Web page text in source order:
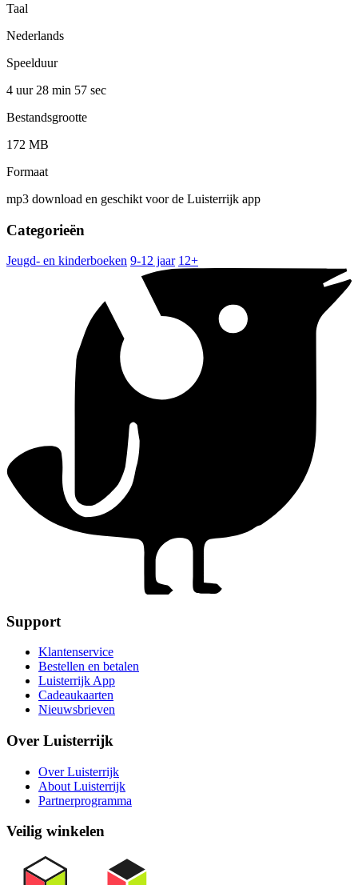
Taal
Nederlands
Speelduur
4 uur 28 min 57 sec
Bestandsgrootte
172 MB
Formaat
mp3 download en geschikt voor de Luisterrijk app
Categorieën
Jeugd- en kinderboeken 9-12 jaar 12+
Support
Klantenservice
Bestellen en betalen
Luisterrijk App
Cadeaukaarten
Nieuwsbrieven
Over Luisterrijk
Over Luisterrijk
About Luisterrijk
Partnerprogramma
Veilig winkelen